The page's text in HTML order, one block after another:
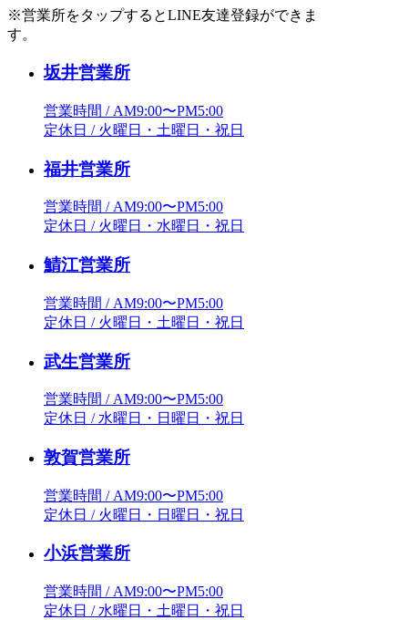
※営業所をタップするとLINE友達登録ができま
す。
坂井営業所
営業時間 / AM9:00〜PM5:00
定休日 / 火曜日・土曜日・祝日
福井営業所
営業時間 / AM9:00〜PM5:00
定休日 / 火曜日・水曜日・祝日
鯖江営業所
営業時間 / AM9:00〜PM5:00
定休日 / 火曜日・土曜日・祝日
武生営業所
営業時間 / AM9:00〜PM5:00
定休日 / 水曜日・日曜日・祝日
敦賀営業所
営業時間 / AM9:00〜PM5:00
定休日 / 火曜日・日曜日・祝日
小浜営業所
営業時間 / AM9:00〜PM5:00
定休日 / 水曜日・土曜日・祝日